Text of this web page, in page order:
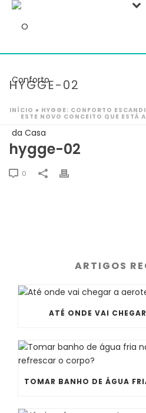
HYGGE-02
INÍCIO » HYGGE: CONFORTO
ESTE NOVO CONCEITO QUE ESTÁ
hygge-02
0
ARTIGOS
ATÉ ONDE VAI